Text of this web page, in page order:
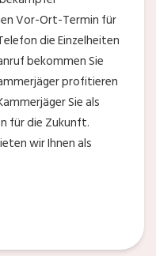
Vor-Ort-Termin für
die Einzelheiten
bekommen Sie
profitieren
Sie als
für die Zukunft.
wir Ihnen als